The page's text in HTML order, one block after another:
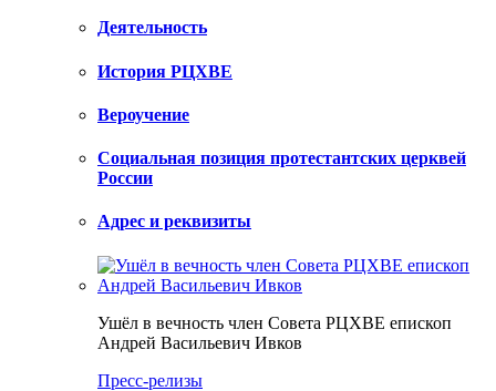
Деятельность
История РЦХВЕ
Вероучение
Социальная позиция протестантских церквей
России
Адрес и реквизиты
Ушёл в вечность член Совета РЦХВЕ епископ
Андрей Васильевич Ивков
Пресс-релизы